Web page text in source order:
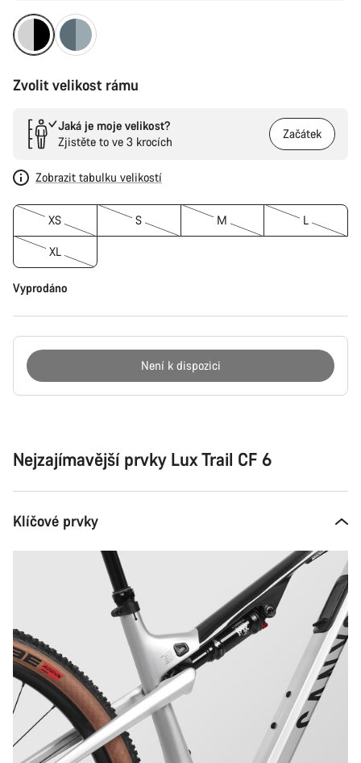
Zvolit velikost rámu
Jaká je moje velikost?
Zjistěte to ve 3 krocích
Začátek
Zobrazit tabulku velikostí
XS S M L
XL
Vyprodáno
Není k dispozici
Nejzajímavější prvky Lux Trail CF 6
Klíčové prvky